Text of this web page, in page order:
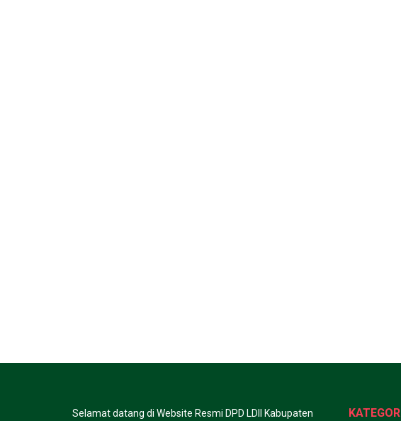
Selamat datang di Website Resmi DPD LDII Kabupaten
KATEGORI